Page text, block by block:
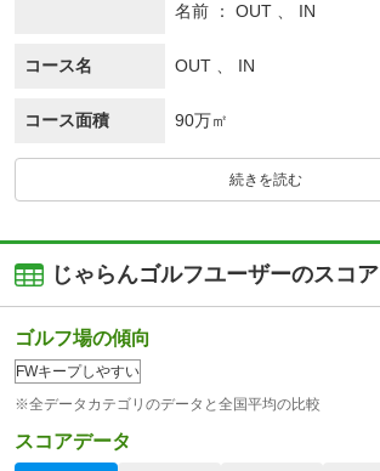
名前
OUT 、 IN
コース名 OUT 、 IN
コース面積 90万㎡
続きを読む
じゃらんゴルフユーザーのスコア
ゴルフ場の傾向
FWキープしやすい
※全データカテゴリのデータと全国平均の比較
スコアデータ